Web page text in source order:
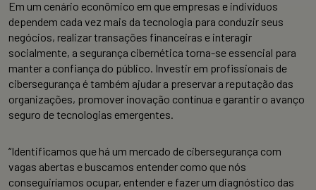
Em um cenário econômico em que empresas e indivíduos
dependem cada vez mais da tecnologia para conduzir seus
negócios, realizar transações financeiras e interagir
socialmente, a segurança cibernética torna-se essencial para
manter a confiança do público. Investir em profissionais de
cibersegurança é também ajudar a preservar a reputação das
organizações, promover inovação contínua e garantir o avanço
seguro de tecnologias emergentes.
“Identificamos que há um mercado de cibersegurança com
vagas abertas e buscamos entender como que nós
conseguiríamos ocupar, entender e fazer um diagnóstico das